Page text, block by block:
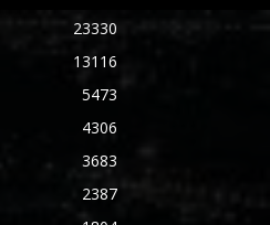
23330
13116
5473
4306
3683
2387